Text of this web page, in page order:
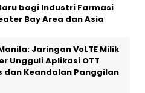
bagi Industri Farmasi
Bay Area dan Asia
Jaringan VoLTE Milik
Ungguli Aplikasi OTT
dan Keandalan Panggilan